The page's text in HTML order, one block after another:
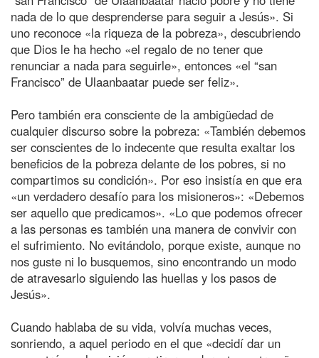
nada de lo que desprenderse para seguir a Jesús». Si
uno reconoce «la riqueza de la pobreza», descubriendo
que Dios le ha hecho «el regalo de no tener que
renunciar a nada para seguirle», entonces «el “san
Francisco” de Ulaanbaatar puede ser feliz».
Pero también era consciente de la ambigüedad de
cualquier discurso sobre la pobreza: «También debemos
ser conscientes de lo indecente que resulta exaltar los
beneficios de la pobreza delante de los pobres, si no
compartimos su condición». Por eso insistía en que era
«un verdadero desafío para los misioneros»: «Debemos
ser aquello que predicamos». «Lo que podemos ofrecer
a las personas es también una manera de convivir con
el sufrimiento. No evitándolo, porque existe, aunque no
nos guste ni lo busquemos, sino encontrando un modo
de atravesarlo siguiendo las huellas y los pasos de
Jesús».
Cuando hablaba de su vida, volvía muchas veces,
sonriendo, a aquel periodo en el que «decidí dar un